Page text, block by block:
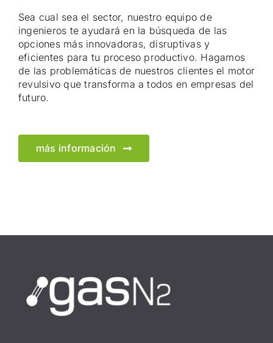
Sea cual sea el sector, nuestro equipo de
ingenieros te ayudará en la búsqueda de las
opciones más innovadoras, disruptivas y
eficientes para tu proceso productivo. Hagamos
de las problemáticas de nuestros clientes el motor
revulsivo que transforma a todos en empresas del
futuro.
más información